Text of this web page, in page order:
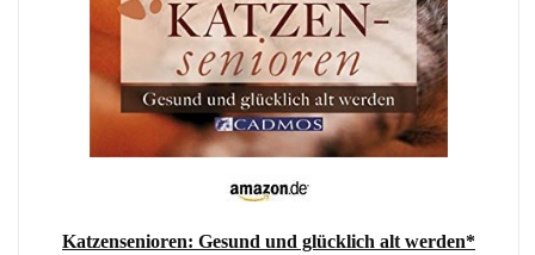
Katzensenioren: Gesund und glücklich alt werden*